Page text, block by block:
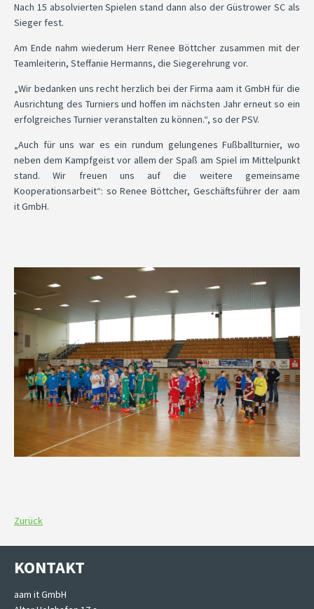
Nach 15 absolvierten Spielen stand dann also der Güstrower SC als
Sieger fest.
Am Ende nahm wiederum Herr Renee Böttcher zusammen mit der
Teamleiterin, Steffanie Hermanns, die Siegerehrung vor.
„Wir bedanken uns recht herzlich bei der Firma aam it GmbH für die
Ausrichtung des Turniers und hoffen im nächsten Jahr erneut so ein
erfolgreiches Turnier veranstalten zu können.“, so der PSV.
„Auch für uns war es ein rundum gelungenes Fußballturnier, wo
neben dem Kampfgeist vor allem der Spaß am Spiel im Mittelpunkt
stand. Wir freuen uns auf die weitere gemeinsame
Kooperationsarbeit“: so Renee Böttcher, Geschäftsführer der aam
it GmbH.
Zurück
KONTAKT
aam it GmbH